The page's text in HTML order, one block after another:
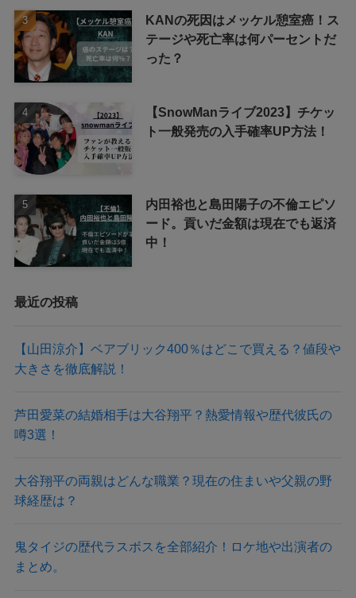
KANの死因はメッケル憩室癌！ス
テージや死亡率は何パーセントだ
った？
【SnowManライブ2023】チケッ
ト一般発売の入手確率UP方法！
内田裕也と島田陽子の不倫エピソ
ード。貢いだ金額は現在でも返済
中！
最近の投稿
【山田涼介】ベアブリック400％はどこで買える？値段や
大きさを徹底解説！
芦田愛菜の結婚相手は大谷翔平？熱愛情報や歴代彼氏の
噂3選！
大谷翔平の両親はどんな職業？現在の住まいや父親の野
球経歴は？
鬼タイジの歴代ラスボスを全部紹介！ロケ地や出演者の
まとめ。